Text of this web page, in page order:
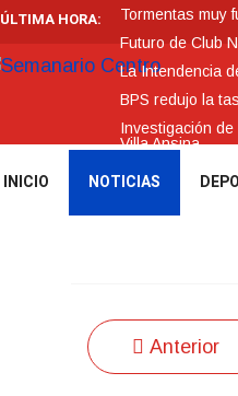
ÚLTIMA HORA:
Tormentas muy
Futuro de Club
La Intendencia
BPS redujo la
Investigación
Villa Ansina
INICIO NOTICIAS
Anterior